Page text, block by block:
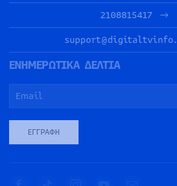
2108815417
ΕΝΗΜΕΡΩΤΙΚΑ ΔΕΛΤΙΑ
ΕΓΓΡΑΦΉ